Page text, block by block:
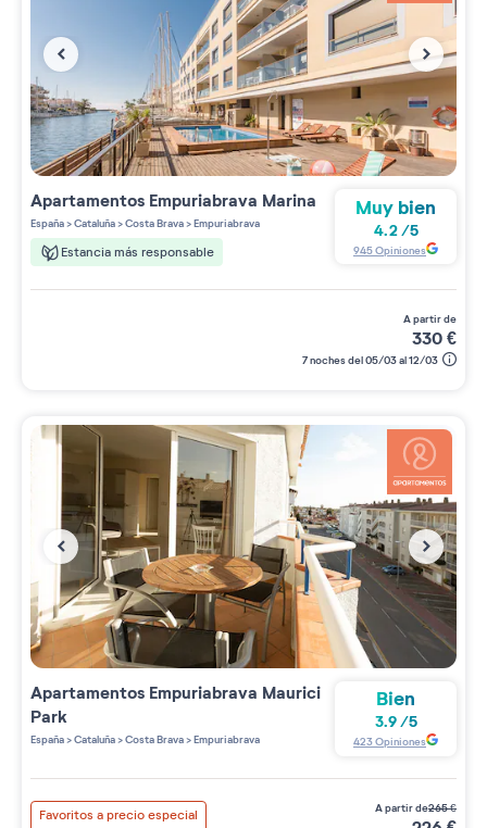
Apartamentos Empuriabrava Marina
España>Cataluña>Costa Brava>Empuriabrava
Estancia más responsable
Muy bien
4.2 /5
945Opiniones
a partir de
330€
7 noches del 05/03 al 12/03
Apartamentos Empuriabrava Maurici
Park
España>Cataluña>Costa Brava>Empuriabrava
Bien
3.9/5
423Opiniones
Favoritos a precio especial a partir de265€